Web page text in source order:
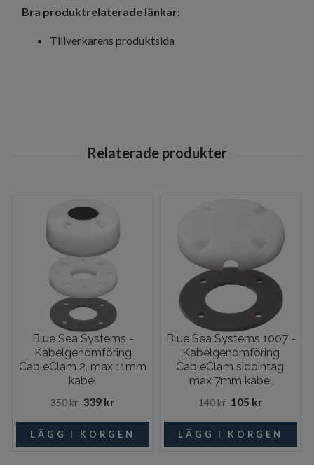
Bra produktrelaterade länkar:
Tillverkarens produktsida
Blue Sea Systems -
Kabelgenomföring
CableClam 2, max 11mm
kabel
350 kr 339 kr
Blue Sea Systems 1007 -
Kabelgenomföring
CableClam sidointag,
max 7mm kabel
140 kr 105 kr